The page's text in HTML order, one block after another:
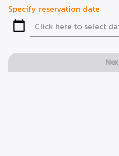
Specify reservation date